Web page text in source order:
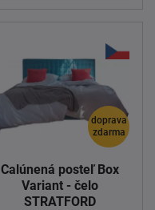
doprava
zdarma
Čalúnená posteľ Box
Variant - čelo
STRATFORD